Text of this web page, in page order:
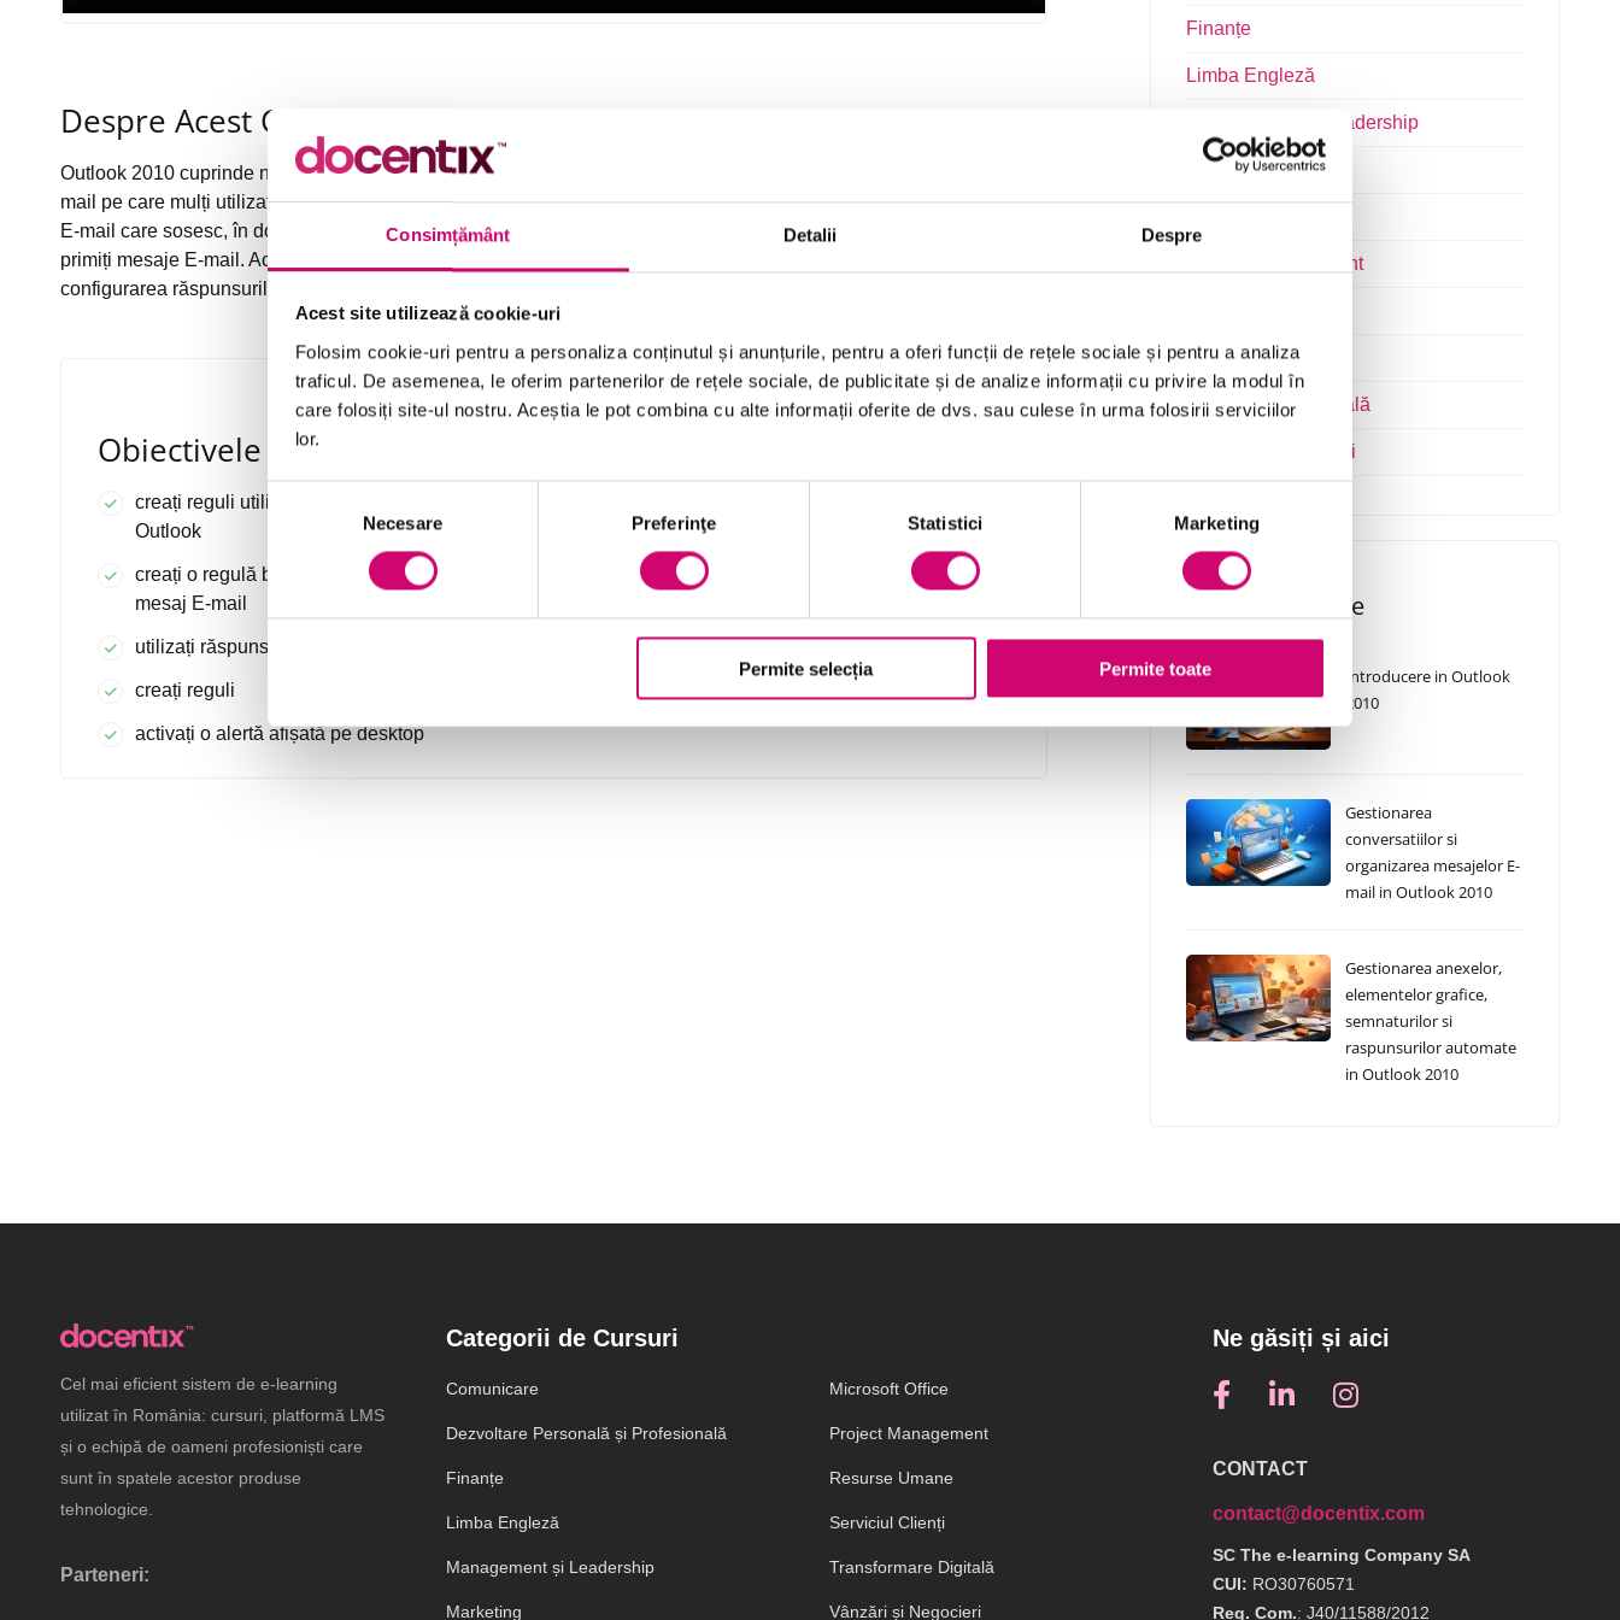
Consimțământ Detalii Despre
Acest site utilizează cookie-uri
Folosim cookie-uri pentru a personaliza conținutul și anunțurile, pentru a oferi funcții de rețele sociale și pentru a analiza
traficul. De asemenea, le oferim partenerilor de rețele sociale, de publicitate și de analize informații cu privire la modul în
care folosiți site-ul nostru. Aceștia le pot combina cu alte informații oferite de dvs. sau culese în urma folosirii serviciilor
lor.
Selecția
consimțământului
Necesare Preferinţe Statistici Marketing
Permite selecția Permite toate
Despre Acest Curs
Outlook 2010 cuprinde numeroase caracteristici pentru a ajuta la gestionarea volumului mare de mesaje E-
mail pe care mulți utilizatori le primesc zilnic. Pot fi configurate opțiuni pentru mutarea automată a mesajelor
E-mail care sosesc, în dosare specificate și pot fi setate alerte afișate pe desktop, care să vă anunțe când
primiți mesaje E-mail. Acest curs discută despre gestionarea mesajelor E-mail cu reguli, precum și despre
configurarea răspunsurilor automate și alertelor afișate pe desktop privind mesajele care sosesc.
Obiectivele Cursului
creați reguli utilizând șabloane de reguli
Outlook
creați o regulă bazată pe expeditorul unui
mesaj E-mail
importați reguli într-o listă de reguli existente
utilizați răspunsuri automate utilizați alerte afișate pe desktop
creați reguli
activați o alertă afișată pe desktop
Finanțe
Limba Engleză
Management și Leadership
Marketing
Project Management
Serviciul clienți
Transformare Digitală
Vânzări și negocieri
Cursuri Similare
Introducere in Outlook
2010
Gestionarea
conversatiilor si
organizarea mesajelor E-
mail in Outlook 2010
Gestionarea anexelor,
elementelor grafice,
semnaturilor si
raspunsurilor automate
in Outlook 2010
Cel mai eficient sistem de e-learning
utilizat în România: cursuri, platformă LMS
și o echipă de oameni profesioniști care
sunt în spatele acestor produse
tehnologice.
Parteneri:
Categorii de Cursuri
Comunicare
Dezvoltare Personală și Profesională
Finanțe
Limba Engleză
Management și Leadership
Marketing
Microsoft Office
Project Management
Resurse Umane
Serviciul Clienți
Transformare Digitală
Vânzări și Negocieri
Ne găsiți și aici
CONTACT
contact@docentix.com
SC The e-learning Company SA
CUI: RO30760571
Reg. Com.: J40/11588/2012